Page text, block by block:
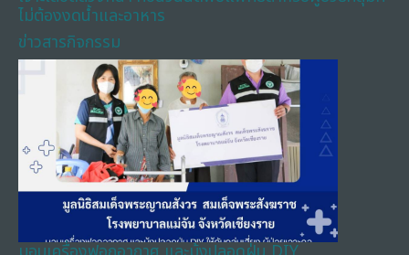
ไม่ต้องงดน้ำและอาหาร
ข่าวสารกิจกรรม